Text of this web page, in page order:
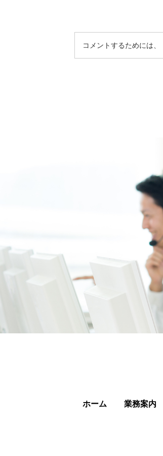
コメントするためには、
ホーム 業務案内